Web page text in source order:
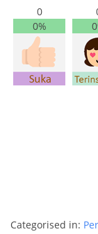
0
0%
Categorised in: